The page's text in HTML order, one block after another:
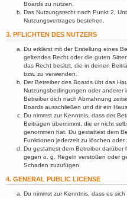
Boards zu nutzen.
Das Nutzungsrecht nach Punkt 2,
Nutzungsvertrages bestehen.
3. PFLICHTEN DES NUTZERS
Du erklärst mit der Erstellung eines
geltendes Recht oder die guten
das Recht besitzt, die in deinen
bzw. zu verwenden.
Der Betreiber des Boards übt das
Nutzungsbedingungen oder anderer
Betreiber dich nach Abmahnung
Boards ausschließen und dir ein
Du nimmst zur Kenntnis, dass der
Beiträgen übernimmt, die er nicht
genommen hat. Du gestattest dem
Funktionen jederzeit zu löschen oder
Du gestattest dem Betreiber darüber
gegen o. g. Regeln verstoßen oder
Schaden zuzufügen.
4. GENERAL PUBLIC LICENSE
Du nimmst zur Kenntnis, dass es sich